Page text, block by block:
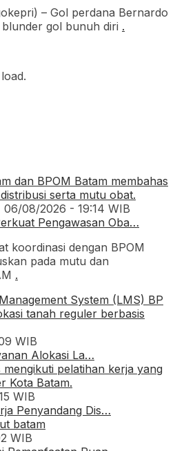
– Gol perdana Bernardo
gol bunuh diri .
06/08/2026 - 19:14 WIB
Pengawasan Oba…
koordinasi dengan BPOM
pada mutu dan
.
WIB
Alokasi La…
WIB
Penyandang Dis…
WIB